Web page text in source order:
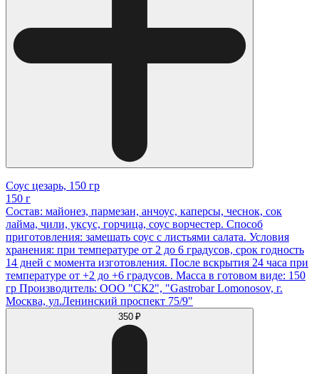
Соус цезарь, 150 гр
150 г
Состав: майонез, пармезан, анчоус, каперсы, чеснок, сок
лайма, чили, уксус, горчица, соус ворчестер. Способ
приготовления: замешать соус с листьями салата. Условия
хранения: при температуре от 2 до 6 градусов, срок годность
14 дней с момента изготовления. После вскрытия 24 часа при
температуре от +2 до +6 градусов. Масса в готовом виде: 150
гр Производитель: ООО "СК2", "Gastrobar Lomonosov, г.
Москва, ул.Ленинский проспект 75/9"
350 ₽